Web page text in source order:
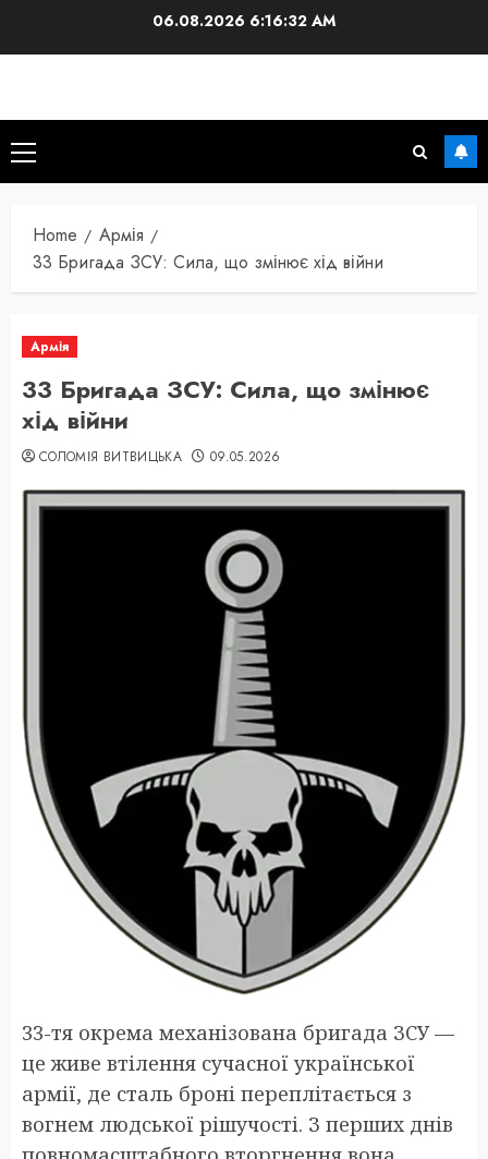
06.08.2026 6:16:33 AM
Primary
Menu
Home
Армія
33 Бригада ЗСУ: Сила, що змінює хід війни
Армія
33 Бригада ЗСУ: Сила, що змінює
хід війни
СОЛОМІЯ ВИТВИЦЬКА 09.05.2026
33-тя окрема механізована бригада ЗСУ —
це живе втілення сучасної української
армії, де сталь броні переплітається з
вогнем людської рішучості. З перших днів